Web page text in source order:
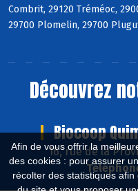
Afin de vous offrir la
des cookies : pour assurer
récolter des statistiques
Combrit, 29120 Tréméoc,
29700 Plomelin, 29700
Découvrez
Biocoop
16, rue de la